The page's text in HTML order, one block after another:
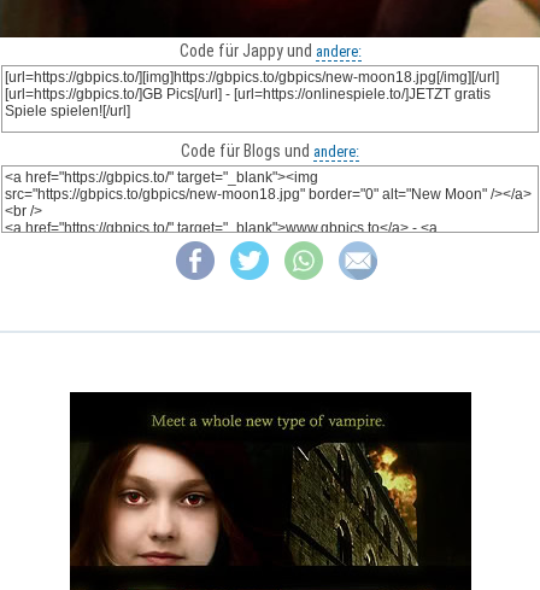
Code für Jappy und andere:
Code für Blogs und andere: